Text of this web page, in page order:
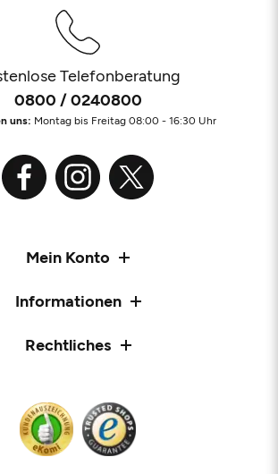
Beige Grau
Grün
Orange
Telefonberatung
0800 / 0240800
uns: Montag bis Freitag 08:00 - 16:30 Uhr
Mein Konto
Informationen
Rechtliches